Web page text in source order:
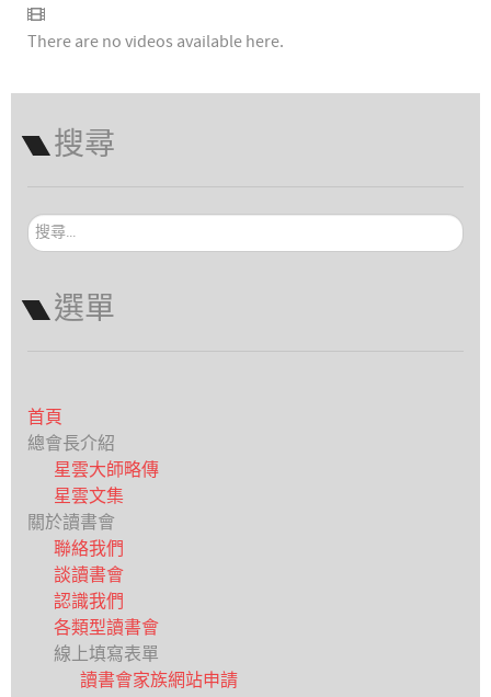
There are no videos available here.
搜尋
搜
尋...
選單
首頁
總會長介紹
星雲大師略傳
星雲文集
關於讀書會
聯絡我們
談讀書會
認識我們
各類型讀書會
線上填寫表單
讀書會家族網站申請